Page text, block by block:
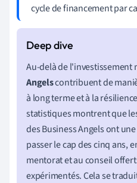
cycle de financement par
Au-delà de l'investissement
Angelscontribuent de
à long terme et à la
statistiques montrent que
des Business Angels ont
passer le cap des cinq ans,
mentorat et au conseil
expérimentés. Cela se